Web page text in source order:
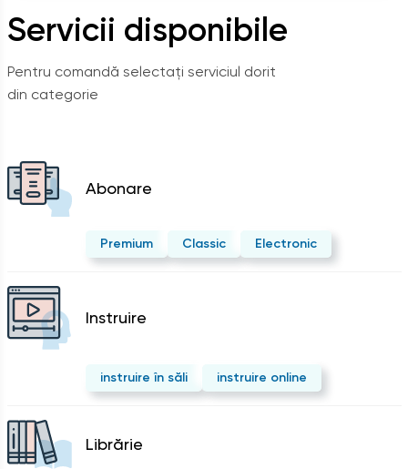
Servicii disponibile
Pentru comandă selectați serviciul dorit
din categorie
Abonare
Premium Classic Electronic
Instruire
instruire în săli instruire online
Librărie